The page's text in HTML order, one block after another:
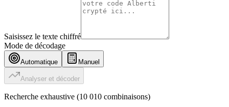
Saisissez le texte chiffré
Mode de décodage
Automatique Manuel
Analyser et décoder
Recherche exhaustive (10 010 combinaisons)